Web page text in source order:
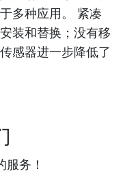
多种应用。 紧凑
装和替换；没有移
感器进一步降低了
务！